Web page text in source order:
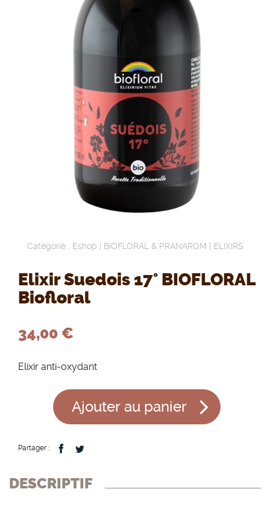
Catégorie : Eshop BIOFLORAL & PRANAROM ELIXIRS
Elixir Suedois 17° BIOFLORAL
Biofloral
34,00 €
Elixir anti-oxydant
Ajouter au panier
Partager :
DESCRIPTIF